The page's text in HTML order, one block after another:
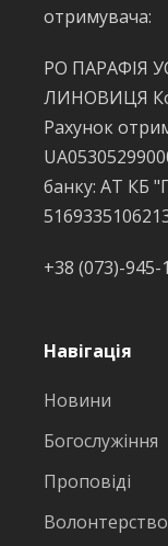
отримувача:
РО ПАРАФІЯ
ЛИНОВИЦЯ
Рахунок
банку: АТ КБ
+38 (073)-945-
Навігація
Новини
Богослужіння
Проповіді
Волонтерство